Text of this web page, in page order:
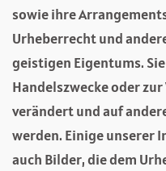
sowie ihre
Urheberrecht und
geistigen Eigentums.
Handelszwecke oder
verändert und auf
werden. Einige unserer
auch Bilder, die dem